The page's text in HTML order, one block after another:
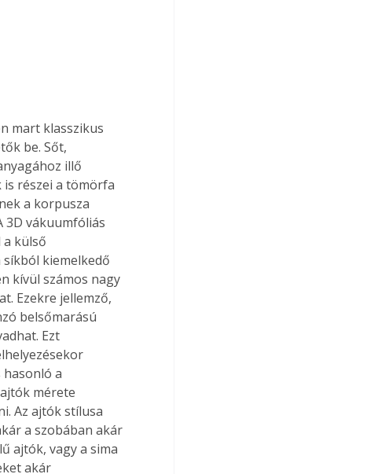
be. Sőt,
illő
részei a tömörfa
a korpusza
vákuumfóliás
a külső
kiemelkedő
kívül számos nagy
Ezekre jellemző,
belsőmarású
Ezt
hasonló a
mérete
Az ajtók stílusa
a szobában akár
ajtók, vagy a sima
akár